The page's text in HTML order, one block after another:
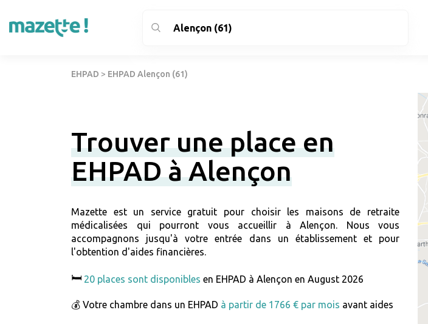
EHPAD > EHPAD Alençon (61)
Trouver une place en
EHPAD à Alençon
Mazette est un service gratuit pour choisir les maisons de retraite
médicalisées qui pourront vous accueillir à Alençon. Nous vous
accompagnons jusqu'à votre entrée dans un établissement et pour
l'obtention d'aides financières.
🛏️ 20 places sont disponibles en EHPAD à Alençon en August 2026
💰 Votre chambre dans un EHPAD à partir de 1766 € par mois avant aides